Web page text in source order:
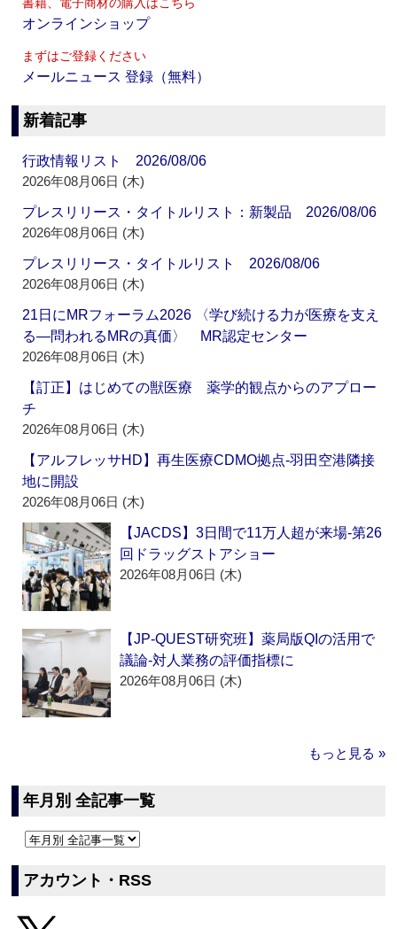
書籍、電子商材の購入はこちら
オンラインショップ
まずはご登録ください
メールニュース 登録（無料）
新着記事
行政情報リスト 2026/08/06
2026年08月06日 (木)
プレスリリース・タイトルリスト：新製品 2026/08/06
2026年08月06日 (木)
プレスリリース・タイトルリスト 2026/08/06
2026年08月06日 (木)
21日にMRフォーラム2026 〈学び続ける力が医療を支え
る―問われるMRの真価〉 MR認定センター
2026年08月06日 (木)
【訂正】はじめての獣医療 薬学的観点からのアプロー
チ
2026年08月06日 (木)
【アルフレッサHD】再生医療CDMO拠点‐羽田空港隣接
地に開設
2026年08月06日 (木)
【JACDS】3日間で11万人超が来場‐第26
回ドラッグストアショー
2026年08月06日 (木)
【JP-QUEST研究班】薬局版QIの活用で
議論‐対人業務の評価指標に
2026年08月06日 (木)
もっと見る »
年月別 全記事一覧
アカウント・RSS